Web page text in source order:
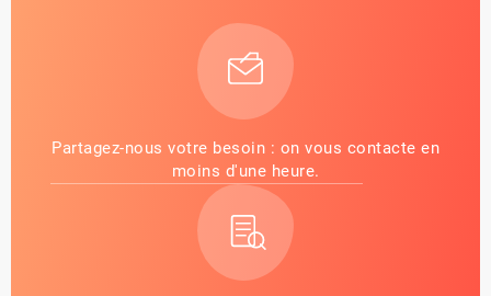
Partagez-nous votre besoin : on vous contacte en
moins d'une heure.